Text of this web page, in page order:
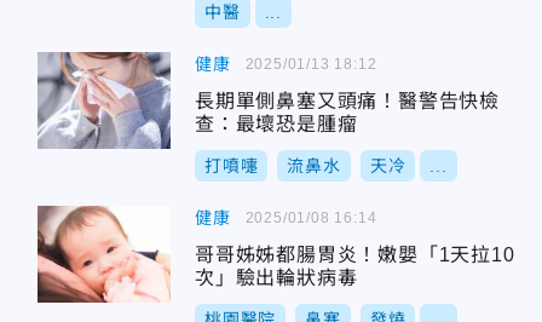
中醫
健康
長期單側鼻塞又頭痛！醫警告快檢
查：最壞恐是腫瘤
打噴嚏 流鼻水 天冷
2025/01/13 18:12
健康
哥哥姊姊都腸胃炎！嫩嬰「1天拉10
次」驗出輪狀病毒
2025/01/08 16:14